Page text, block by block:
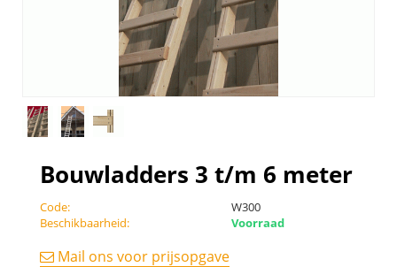
Bouwladders 3 t/m 6 meter
Code:
W300
Beschikbaarheid:
Voorraad
Mail ons voor prijsopgave